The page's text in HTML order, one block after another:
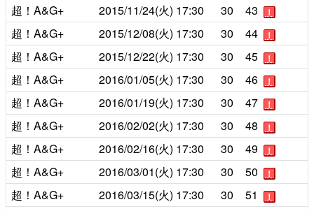
超！A&G+ 2015/11/24(火) 17:30 30 43 ！
超！A&G+ 2015/12/08(火) 17:30 30 44 ！
超！A&G+ 2015/12/22(火) 17:30 30 45 ！
超！A&G+ 2016/01/05(火) 17:30 30 46 ！
超！A&G+ 2016/01/19(火) 17:30 30 47 ！
超！A&G+ 2016/02/02(火) 17:30 30 48 ！
超！A&G+ 2016/02/16(火) 17:30 30 49 ！
超！A&G+ 2016/03/01(火) 17:30 30 50 ！
超！A&G+ 2016/03/15(火) 17:30 30 51 ！